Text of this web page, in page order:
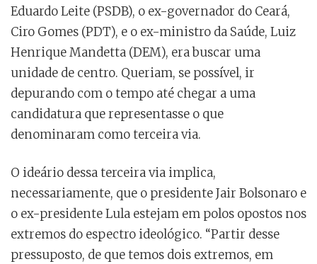
Eduardo Leite (PSDB), o ex-governador do Ceará,
Ciro Gomes (PDT), e o ex-ministro da Saúde, Luiz
Henrique Mandetta (DEM), era buscar uma
unidade de centro. Queriam, se possível, ir
depurando com o tempo até chegar a uma
candidatura que representasse o que
denominaram como terceira via.
O ideário dessa terceira via implica,
necessariamente, que o presidente Jair Bolsonaro e
o ex-presidente Lula estejam em polos opostos nos
extremos do espectro ideológico. “Partir desse
pressuposto, de que temos dois extremos, em